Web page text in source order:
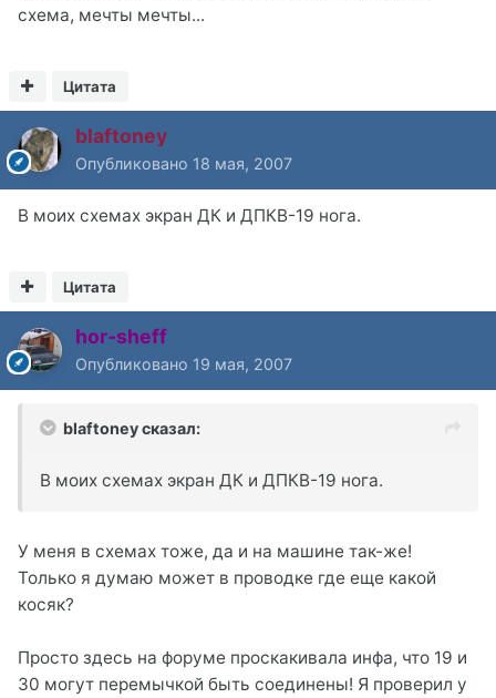
схема, мечты мечты...
Цитата
blaftoney
Опубликовано 18 мая, 2007
В моих схемах экран ДК и ДПКВ-19 нога.
Цитата
hor-sheff
Опубликовано 19 мая, 2007
blaftoney сказал:
В моих схемах экран ДК и ДПКВ-19 нога.
У меня в схемах тоже, да и на машине так-же!
Только я думаю может в проводке где еще какой
косяк?
Просто здесь на форуме проскакивала инфа, что 19 и
30 могут перемычкой быть соединены! Я проверил у